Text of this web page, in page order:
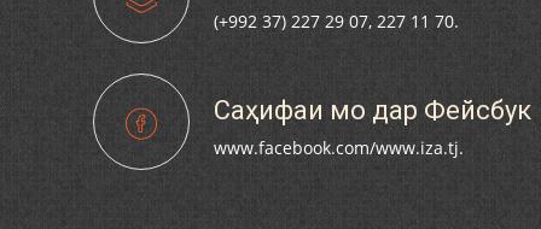
(+992 37) 227 29 07, 227 11 70.
Саҳифаи мо дар Фейсбук
www.facebook.com/www.iza.tj.